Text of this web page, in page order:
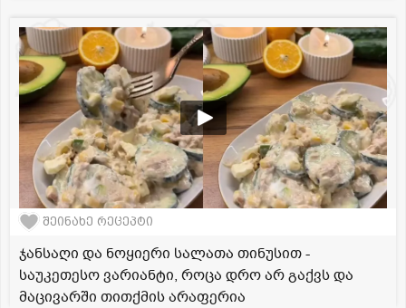
შეინახე რეცეპტი
ჯანსაღი და ნოყიერი სალათა თინუსით -
საუკეთესო ვარიანტი, როცა დრო არ გაქვს და
მაცივარში თითქმის არაფერია